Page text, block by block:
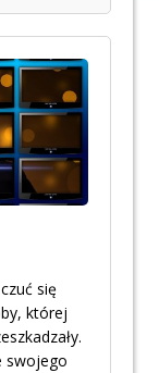
się
której
swojego